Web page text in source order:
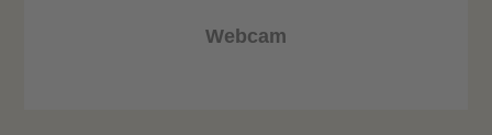
Webcam